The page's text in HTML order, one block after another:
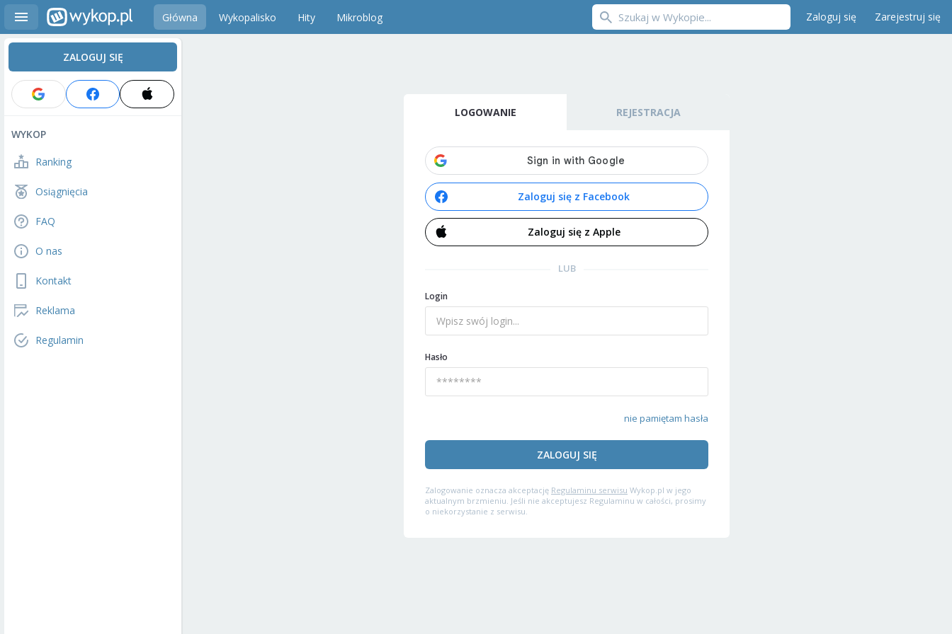
Główna Wykopalisko Hity Mikroblog Zaloguj się Zarejestruj się
ZALOGUJ SIĘ
WYKOP
Ranking
Osiągnięcia
FAQ
O nas
Kontakt
Reklama
Regulamin
LOGOWANIE REJESTRACJA
Zaloguj się z Facebook
Zaloguj się z Apple
LUB
Login
Hasło
nie pamiętam hasła
ZALOGUJ SIĘ
Zalogowanie oznacza akceptację Regulaminu serwisu Wykop.pl w jego
aktualnym brzmieniu. Jeśli nie akceptujesz Regulaminu w całości, prosimy
o niekorzystanie z serwisu.